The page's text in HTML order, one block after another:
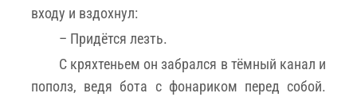
входу и вздохнул:
– Придётся лезть.
С кряхтеньем он забрался в тёмный канал и
пополз, ведя бота с фонариком перед собой.